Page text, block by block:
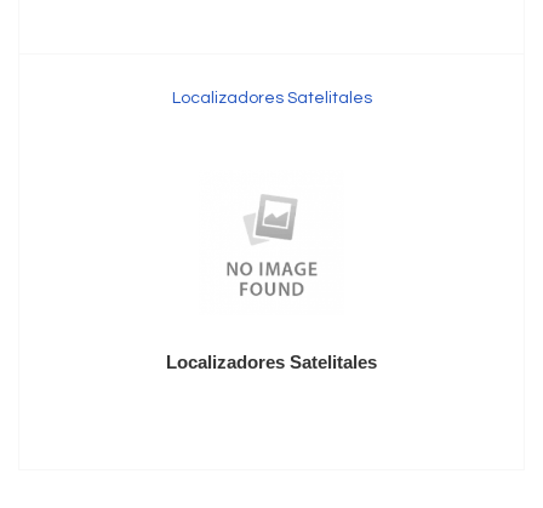
Localizadores Satelitales
Localizadores Satelitales